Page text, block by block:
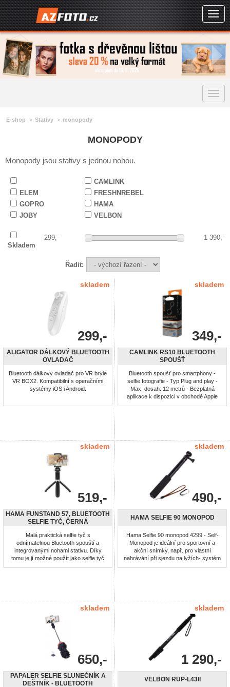
E-shop Stativy monopody
MONOPODY
Monopody jsou stativy s jednou nohou.
CAMLINK
ELEM
FRESHNREBEL
GOPRO
HAMA
JOBY
VELBON
Skladem
299,- 1 390,-
Řadit:
skladem
299,-
ALIGATOR DÁLKOVÝ BLUETOOTH
OVLADAČ
Bluetooth dálkový ovladač pro VR brýle
VR BOX2. Kompatibilní s operačními
systémy iOS i Android.
skladem
349,-
CAMLINK RS10 BLUETOOTH
SPOUŠŤ
Bluetooth spoušť pro smartphony -
selfie fotografie - Typ Plug and play -
Max. dosah: 12 metrů - Bezplatná
aplikace k dispozici v obchodě Apple
skladem
519,-
HAMA FUNSTAND 57, BLUETOOTH
SELFIE TYČ, ČERNÁ
Malá praktická selfie tyč s
odnímatelnou Bluetooth spouští a
integrovanými nohami stativu. Díky
tomu je jí možné použít jako selfie tyč
skladem
490,-
HAMA SELFIE 90 MONOPOD
Hama Selfie 90 monopod 4299 - Self-
Monopod je ideální pro sportovní a
akční snímky, např. pro vlastní
nahrávání při sjezdu na lyžích- systém
díky tomuto monopodu ...
skladem
650,-
PAPALER SELFIE SLUNEČNÍK A
DEŠTNÍK - BLUETOOTH
skladem
1 290,-
VELBON RUP-L43II